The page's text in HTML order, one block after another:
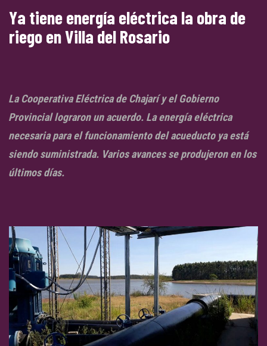
Ya tiene energía eléctrica la obra de
riego en Villa del Rosario
La Cooperativa Eléctrica de Chajarí y el Gobierno
Provincial lograron un acuerdo. La energía eléctrica
necesaria para el funcionamiento del acueducto ya está
siendo suministrada. Varios avances se produjeron en los
últimos días.